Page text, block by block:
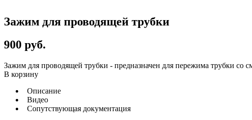
Зажим для проводящей трубки
900 руб.
Зажим для проводящей трубки - предназначен для пережима трубки
В корзину
Описание
Видео
Сопутствующая документация